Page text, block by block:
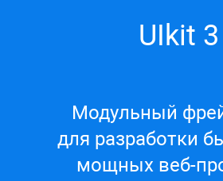
UIkit 3
Модульный
для разработки
мощных веб-